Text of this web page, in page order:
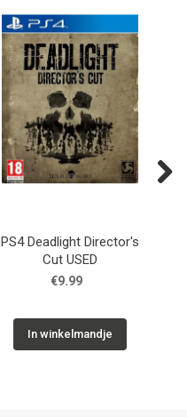
PS4 Deadlight Director's
Cut USED
€9.99
In winkelmandje